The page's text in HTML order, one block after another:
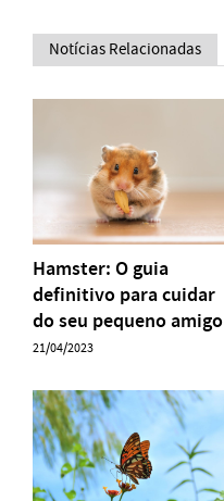
Notícias Relacionadas
Hamster: O guia
definitivo para cuidar
do seu pequeno amigo
21/04/2023